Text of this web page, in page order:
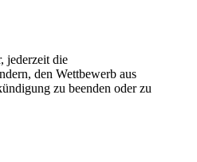
jederzeit die
den Wettbewerb aus
zu beenden oder zu